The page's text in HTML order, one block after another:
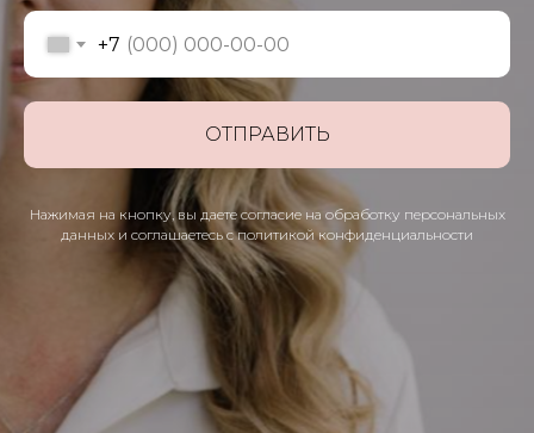
+7
ОТПРАВИТЬ
Нажимая на кнопку, вы даете согласие на обработку персональных
данных и соглашаетесь c политикой конфиденциальности